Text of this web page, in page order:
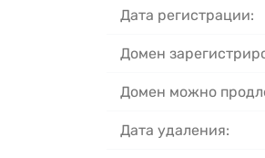
Дата регистрации:
Домен
Домен можно
Дата удаления: